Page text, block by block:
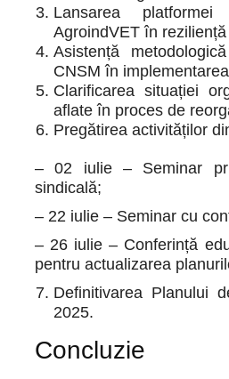
Lansarea platformei
AgroindVET în reziliență
Asistență
CNSM în
Clarificarea situației
aflate în proces de
Pregătirea activităților
– 02 iulie – Seminar
sindicală;
– 22 iulie – Seminar cu
– 26 iulie – Conferință
pentru actualizarea
Definitivarea Planului
2025.
Concluzie